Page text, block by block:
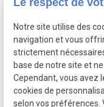
Le respect de
Notre site utilise des
navigation et vous
strictement
base de notre site et
Cependant, vous avez
cookies de
selon vos